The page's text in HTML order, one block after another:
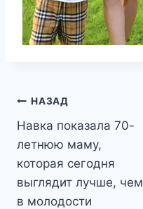
Навигация
по
записям
НАЗАД
Навка показала 70-
летнюю маму,
которая сегодня
выглядит лучше, чем
в молодости